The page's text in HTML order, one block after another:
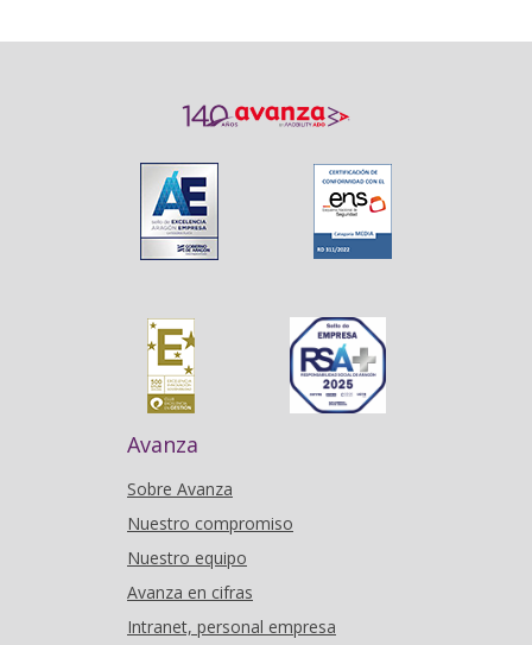
Avanza
Sobre Avanza
Nuestro compromiso
Nuestro equipo
Avanza en cifras
Intranet, personal empresa